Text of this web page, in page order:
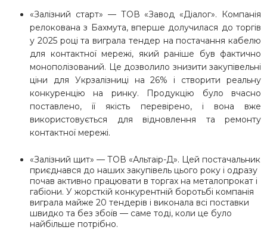
«Залізний старт» — ТОВ «Завод «Діалог». Компанія
релокована з Бахмута, вперше долучилася до торгів
у 2025 році та виграла тендер на постачання кабелю
для контактної мережі, який раніше був фактично
монополізований. Це дозволило знизити закупівельні
ціни для Укрзалізниці на 26% і створити реальну
конкуренцію на ринку. Продукцію було вчасно
поставлено, її якість перевірено, і вона вже
використовується для відновлення та ремонту
контактної мережі.
«Залізний щит» — ТОВ «Альтаір-Д». Цей постачальник
приєднався до наших закупівель цього року і одразу
почав активно працювати в торгах на металопрокат і
габіони. У жорсткій конкурентній боротьбі компанія
виграла майже 20 тендерів і виконала всі поставки
швидко та без збоїв — саме тоді, коли це було
найбільше потрібно.